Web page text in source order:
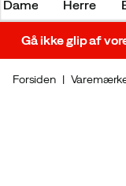
Dame Herre
Gå ikke glip af
Forsiden